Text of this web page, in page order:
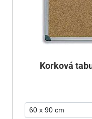
Korková